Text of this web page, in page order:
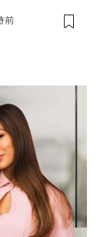
前